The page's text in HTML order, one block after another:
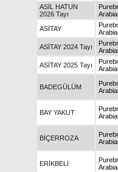
ASİL HATUN
2026 Tayı
ASİTAY
ASİTAY 2024 Tayı
ASİTAY 2025 Tayı
BADEGÜLÜM
BAY YAKUT
BİÇERROZA
ERİKBELİ